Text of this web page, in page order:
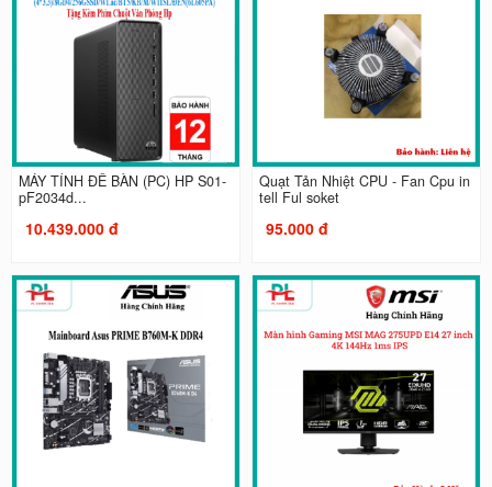
MÁY TÍNH ĐỂ BÀN (PC) HP S01-
pF2034d...
10.439.000 đ
Quạt Tản Nhiệt CPU - Fan Cpu in
tell Ful soket
95.000 đ